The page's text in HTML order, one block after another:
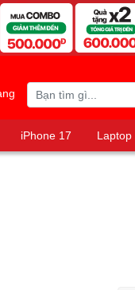
iPhone 17 Laptop